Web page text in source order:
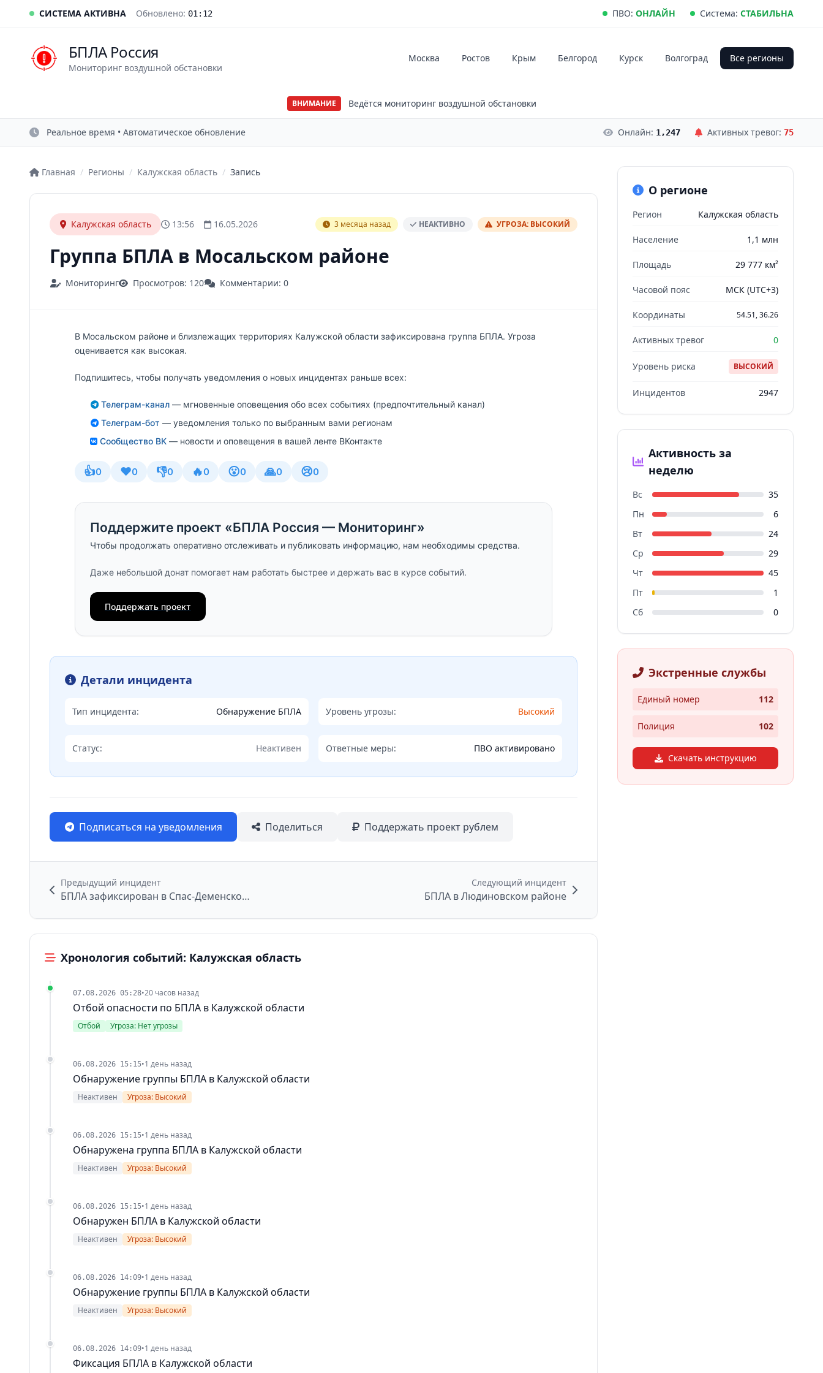
СИСТЕМА АКТИВНА Обновлено: 01:12 ПВО: ОНЛАЙН Система: СТАБИЛЬНА
БПЛА Россия
Мониторинг воздушной обстановки
Москва Ростов Крым Белгород Курск Волгоград Все регионы
ВНИМАНИЕ Ведётся мониторинг воздушной обстановки
Реальное время • Автоматическое обновление Онлайн: 1,247 Активных тревог: 75
Главная / Регионы / Калужская область / Запись
Калужская область 13:56 16.05.2026 3 месяца назад НЕАКТИВНО УГРОЗА: ВЫСОКИЙ
Группа БПЛА в Мосальском районе
Мониторинг Просмотров: 120 Комментарии: 0
В Мосальском районе и близлежащих территориях Калужской области зафиксирована группа БПЛА. Угроза
оценивается как высокая.
Подпишитесь, чтобы получать уведомления о новых инцидентах раньше всех:
Телеграм-канал— мгновенные оповещения обо всех событиях (предпочтительный канал)
Телеграм-бот — уведомления только по выбранным вами регионам
Сообщество ВК — новости и оповещения в вашей ленте ВКонтакте
👍0 ❤️0 👎0 🔥0 😮0 🙏0 😢0
Поддержите проект «БПЛА Россия — Мониторинг»
Чтобы продолжать оперативно отслеживать и публиковать информацию, нам необходимы средства.
Даже небольшой донат помогает нам работать быстрее и держать вас в курсе событий.
Поддержать проект
Детали инцидента
Тип инцидента: Обнаружение БПЛА Уровень угрозы: Высокий
Статус: Неактивен Ответные меры: ПВО активировано
Подписаться на уведомления Поделиться Поддержать проект рублем
Предыдущий инцидент
БПЛА зафиксирован в Спас-Деменском районе
Следующий инцидент
БПЛА в Людиновском районе
Хронология событий: Калужская область
07.08.2026 05:28•20 часов назад
Отбой опасности по БПЛА в Калужской области
Отбой Угроза: Нет угрозы
06.08.2026 15:15•1 день назад
Обнаружение группы БПЛА в Калужской области
Неактивен Угроза: Высокий
06.08.2026 15:15•1 день назад
Обнаружена группа БПЛА в Калужской области
Неактивен Угроза: Высокий
06.08.2026 15:15•1 день назад
Обнаружен БПЛА в Калужской области
Неактивен Угроза: Высокий
06.08.2026 14:09•1 день назад
Обнаружение группы БПЛА в Калужской области
Неактивен Угроза: Высокий
06.08.2026 14:09•1 день назад
Фиксация БПЛА в Калужской области
О регионе
Регион Калужская область
Население 1,1 млн
Площадь 29 777 км²
Часовой пояс МСК (UTC+3)
Координаты 54.51, 36.26
Активных тревог 0
Уровень риска ВЫСОКИЙ
Инцидентов 2947
Активность за
неделю
Вс
35
Пн
6
Вт
24
Ср
29
Чт
45
Пт
1
Сб
0
Экстренные службы
Единый номер 112
Полиция 102
Скачать инструкцию